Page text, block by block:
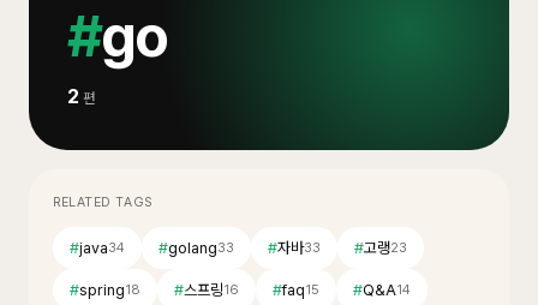
#go
2 편
RELATED TAGS
#java34 #golang33 #자바33 #고랭23
#spring18 #스프링16 #faq15 #Q&A14